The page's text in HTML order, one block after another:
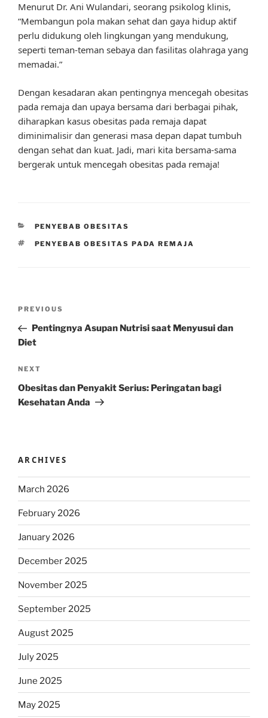
Menurut Dr. Ani Wulandari, seorang psikolog klinis,
“Membangun pola makan sehat dan gaya hidup aktif
perlu didukung oleh lingkungan yang mendukung,
seperti teman-teman sebaya dan fasilitas olahraga yang
memadai.”
Dengan kesadaran akan pentingnya mencegah obesitas
pada remaja dan upaya bersama dari berbagai pihak,
diharapkan kasus obesitas pada remaja dapat
diminimalisir dan generasi masa depan dapat tumbuh
dengan sehat dan kuat. Jadi, mari kita bersama-sama
bergerak untuk mencegah obesitas pada remaja!
CATEGORIES
PENYEBAB OBESITAS
TAGS
PENYEBAB OBESITAS PADA REMAJA
Previous
Post
PREVIOUS
Pentingnya Asupan Nutrisi saat Menyusui dan
Diet
Next
Post
NEXT
Obesitas dan Penyakit Serius: Peringatan bagi
Kesehatan Anda
ARCHIVES
March 2026
February 2026
January 2026
December 2025
November 2025
September 2025
August 2025
July 2025
June 2025
May 2025